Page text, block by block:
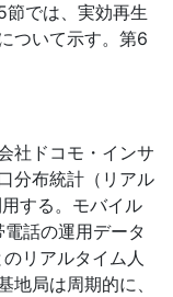
では、実効再生
ついて示す。第6
社ドコモ・インサ
分布統計（リアル
する。モバイル
話の運用データ
リアルタイム人
地局は周期的に、